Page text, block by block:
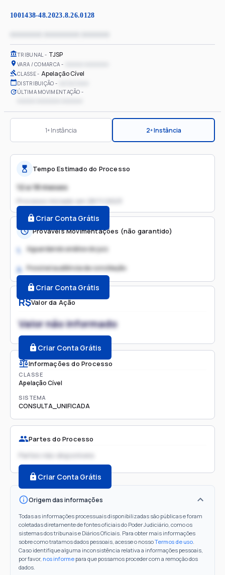
1001438-48.2023.8.26.0128
TRIBUNAL TJSP
VARA / COMARCA
CLASSE Apelação Cível
DISTRIBUIÇÃO
ÚLTIMA MOVIMENTAÇÃO
1ª Instância 2ª Instância
R$Valor da Ação
Valor não informado
Criar Conta Grátis
Informações do Processo
CLASSE
Apelação Cível
SISTEMA
CONSULTA_UNIFICADA
Partes do Processo
Partes não disponíveis
Criar Conta Grátis
Origem das informações
Todas as informações processuais disponibilizadas são públicas e foram
coletadas diretamente de fontes oficiais do Poder Judiciário, como os
sistemas dos tribunais e Diários Oficiais. Para obter mais informações
sobre como tratamos dados pessoais, acesse o nossoTermos de uso.
Caso identifique alguma inconsistência relativa a informações pessoais,
por favor, nos informe para que possamos proceder com a remoção dos
dados.
Tempo Estimado do Processo
12 a 18 meses
Processo iniciado em
Criar Conta Grátis
Prováveis Movimentações (não garantido)
1. Aguardando análise do juiz
2. Possível audiência de conciliação
Criar Conta Grátis